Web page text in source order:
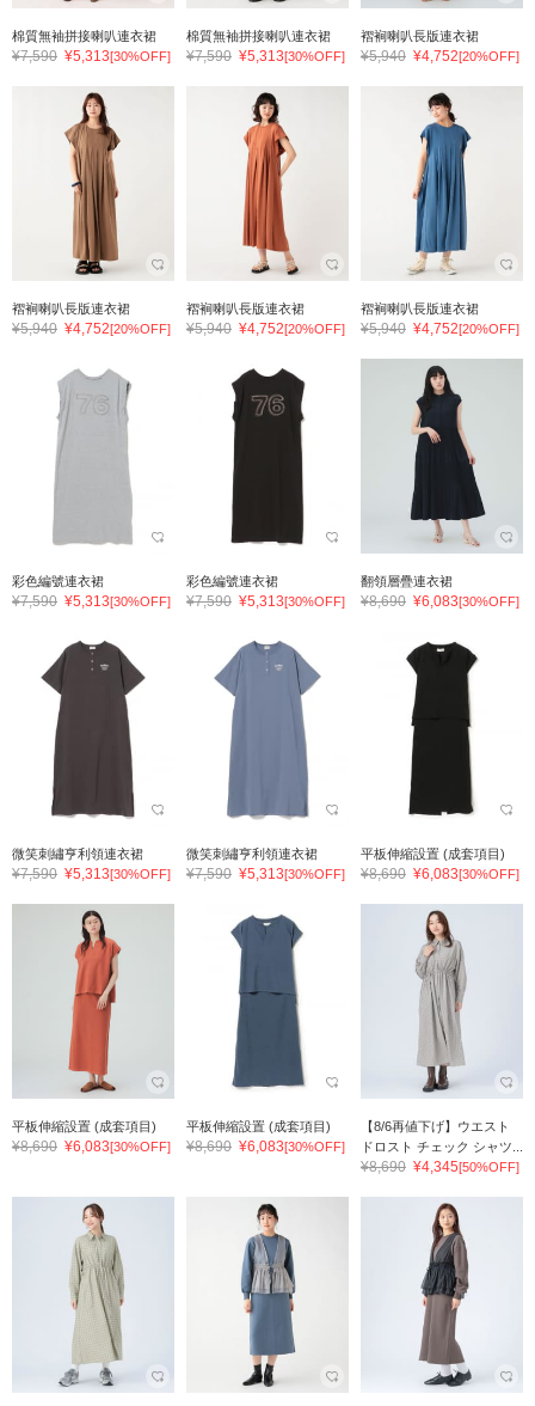
棉質無袖拼接喇叭連衣裙
¥7,590 ¥5,313[30%OFF]
棉質無袖拼接喇叭連衣裙
¥7,590 ¥5,313[30%OFF]
褶裥喇叭長版連衣裙
¥5,940 ¥4,752[20%OFF]
褶裥喇叭長版連衣裙
¥5,940 ¥4,752[20%OFF]
褶裥喇叭長版連衣裙
¥5,940 ¥4,752[20%OFF]
褶裥喇叭長版連衣裙
¥5,940 ¥4,752[20%OFF]
彩色編號連衣裙
¥7,590 ¥5,313[30%OFF]
彩色編號連衣裙
¥7,590 ¥5,313[30%OFF]
翻領層疊連衣裙
¥8,690 ¥6,083[30%OFF]
微笑刺繡亨利領連衣裙
¥7,590 ¥5,313[30%OFF]
微笑刺繡亨利領連衣裙
¥7,590 ¥5,313[30%OFF]
平板伸縮設置 (成套項目)
¥8,690 ¥6,083[30%OFF]
平板伸縮設置 (成套項目)
¥8,690 ¥6,083[30%OFF]
平板伸縮設置 (成套項目)
¥8,690 ¥6,083[30%OFF]
【8/6再値下げ】ウエスト
ドロスト チェック シャツ...
¥8,690 ¥4,345[50%OFF]